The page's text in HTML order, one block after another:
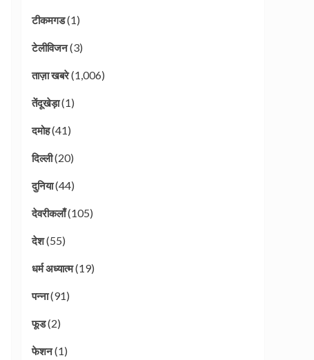
टीकमगड(1)
टेलीविजन(3)
ताज़ा खबरे(1,006)
तेंदूखेड़ा(1)
दमोह(41)
दिल्ली(20)
दुनिया(44)
देवरीकलाँ(105)
देश(55)
धर्म अध्यात्म(19)
पन्ना(91)
फूड(2)
फेशन(1)